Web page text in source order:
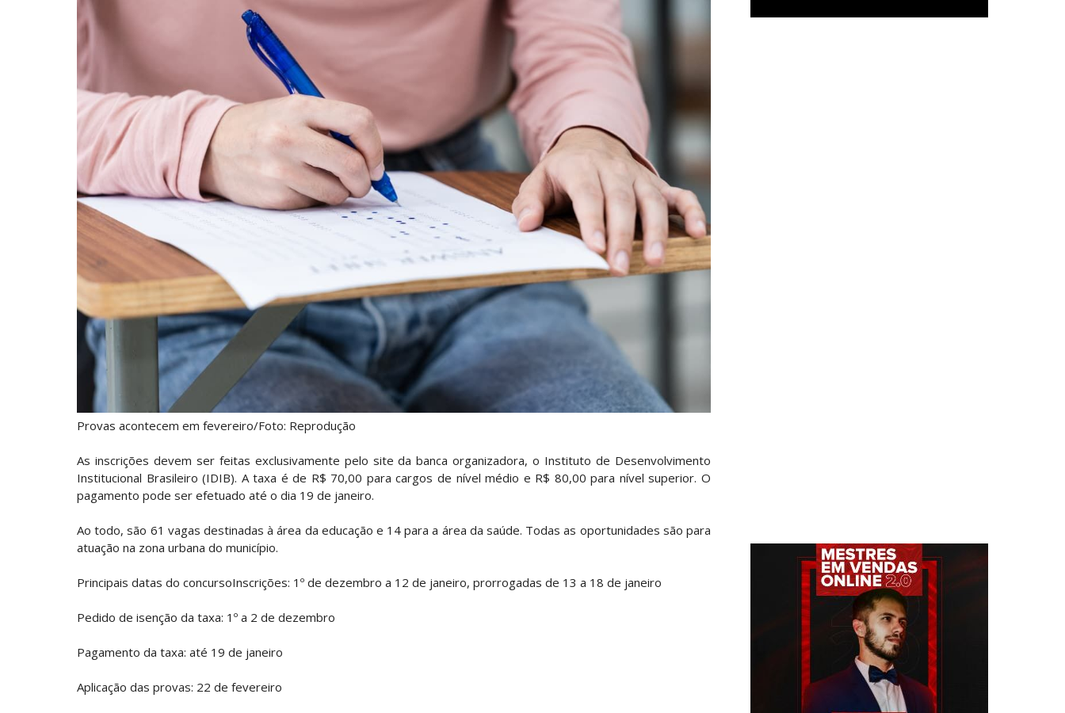
Provas acontecem em fevereiro/Foto: Reprodução
As inscrições devem ser feitas exclusivamente pelo site da banca organizadora, o Instituto de Desenvolvimento
Institucional Brasileiro (IDIB). A taxa é de R$ 70,00 para cargos de nível médio e R$ 80,00 para nível superior. O
pagamento pode ser efetuado até o dia 19 de janeiro.
Ao todo, são 61 vagas destinadas à área da educação e 14 para a área da saúde. Todas as oportunidades são para
atuação na zona urbana do município.
Principais datas do concursoInscrições: 1º de dezembro a 12 de janeiro, prorrogadas de 13 a 18 de janeiro
Pedido de isenção da taxa: 1º a 2 de dezembro
Pagamento da taxa: até 19 de janeiro
Aplicação das provas: 22 de fevereiro